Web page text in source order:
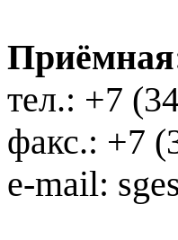
тел.: +7
факс.: +7
e-mail: